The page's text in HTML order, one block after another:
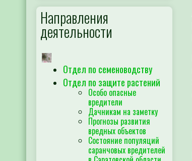
Направления
деятельности
Отдел по семеноводству
Отдел по защите растений
Особо опасные
вредители
Дачникам на заметку
Прогнозы развития
вредных объектов
Состояние популяций
саранчовых вредителей